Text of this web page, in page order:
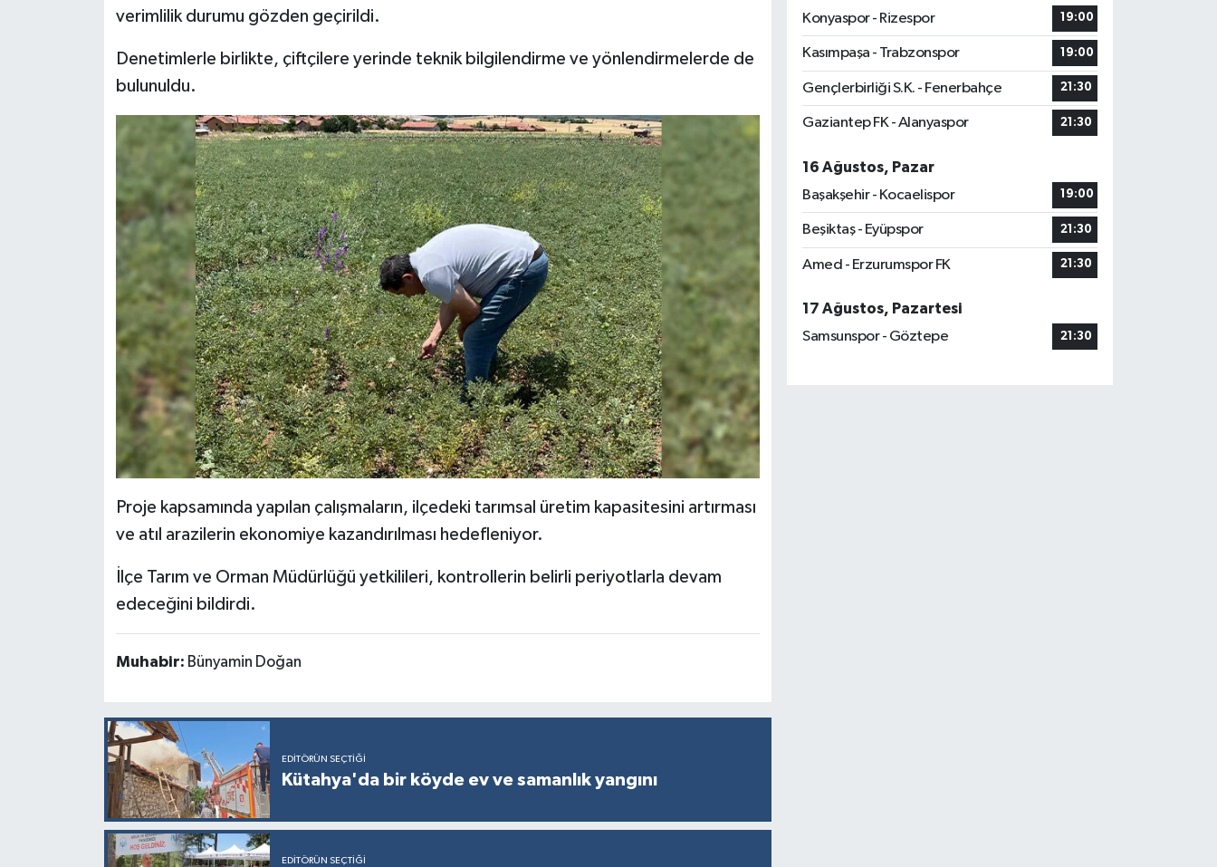
verimlilik durumu gözden geçirildi.
Denetimlerle birlikte, çiftçilere yerinde teknik bilgilendirme ve yönlendirmelerde de
bulunuldu.
Proje kapsamında yapılan çalışmaların, ilçedeki tarımsal üretim kapasitesini artırması
ve atıl arazilerin ekonomiye kazandırılması hedefleniyor.
İlçe Tarım ve Orman Müdürlüğü yetkilileri, kontrollerin belirli periyotlarla devam
edeceğini bildirdi.
Muhabir: Bünyamin Doğan
EDITÖRÜN SEÇTIĞI
Kütahya'da bir köyde ev ve samanlık yangını
EDITÖRÜN SEÇTIĞI
Konyaspor - Rizespor
19:00
Kasımpaşa - Trabzonspor 19:00
Gençlerbirliği S.K. - Fenerbahçe 21:30
Gaziantep FK - Alanyaspor 21:30
16 Ağustos, Pazar
Başakşehir - Kocaelispor
19:00
Beşiktaş - Eyüpspor 21:30
Amed - Erzurumspor FK 21:30
17 Ağustos, Pazartesi
Samsunspor - Göztepe
21:30
Rüya Tabirleri
Yemek Tarifleri